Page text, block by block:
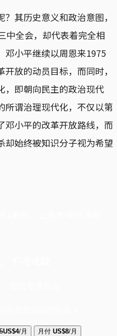
其历史意义和政治意图，
中全会，却代表着完全相
邓小平继续以周恩来1975
放的动员目标，而同时，
，即朝向民主的政治现代
所谓治理现代化，不仅以第
邓小平的改革开放路线，而
却始终被知识分子视为希望
US$4/月 月付 US$8/月